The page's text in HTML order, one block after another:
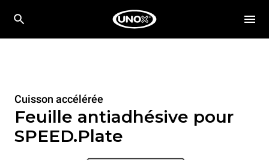
Cuisson accélérée
Feuille antiadhésive pour
SPEED.Plate